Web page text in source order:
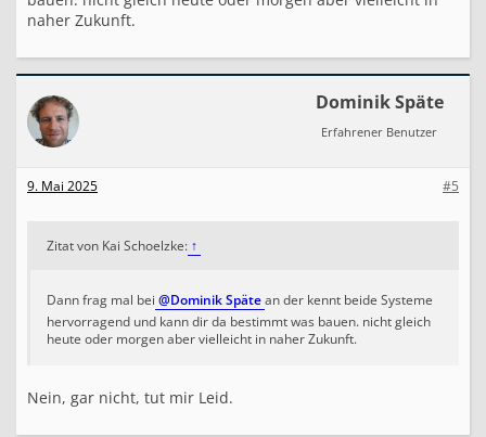
naher Zukunft.
Dominik Späte
Erfahrener Benutzer
#5
9. Mai 2025
Zitat von Kai Schoelzke: ↑
Dann frag mal bei @Dominik Spätean der kennt beide Systeme
hervorragend und kann dir da bestimmt was bauen. nicht gleich
heute oder morgen aber vielleicht in naher Zukunft.
Nein, gar nicht, tut mir Leid.